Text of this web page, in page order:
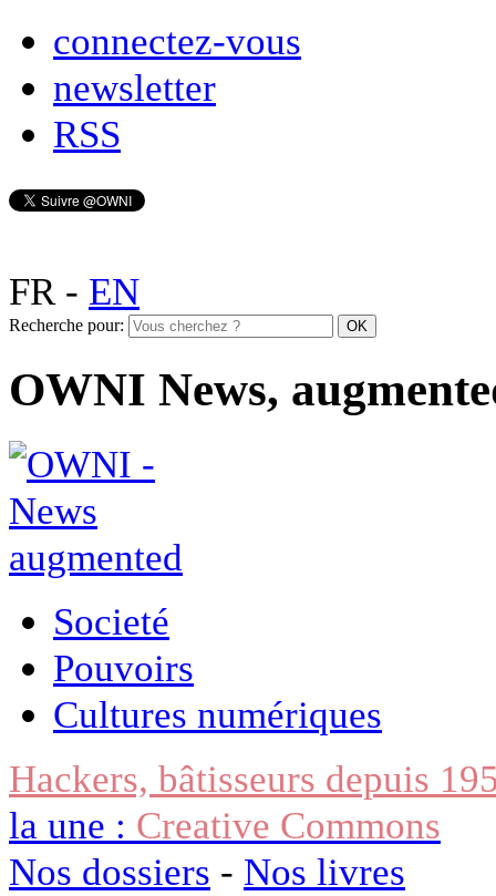
connectez-vous
newsletter
RSS
FR- EN
Recherche pour:
OWNI News,
Societé
Pouvoirs
Cultures numériques
Hackers, bâtisseurs depuis
la une : Creative Commons
Nos dossiers - Nos livres